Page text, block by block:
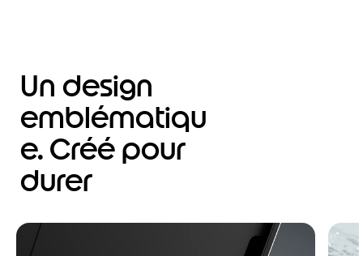
Un design
emblématiqu
e. Créé pour
durer